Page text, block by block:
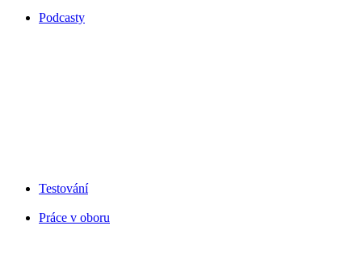
Podcasty
Testování
Práce v oboru